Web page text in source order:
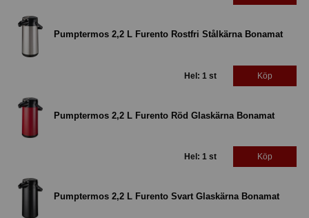
Pumptermos 2,2 L Furento Rostfri Stålkärna Bonamat
Hel: 1 st Köp
Pumptermos 2,2 L Furento Röd Glaskärna Bonamat
Hel: 1 st Köp
Pumptermos 2,2 L Furento Svart Glaskärna Bonamat